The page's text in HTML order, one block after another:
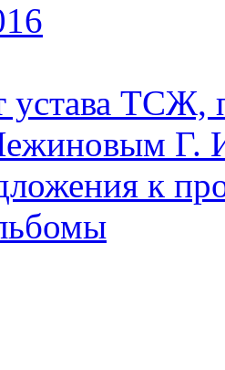
устава ТСЖ,
Г.
к